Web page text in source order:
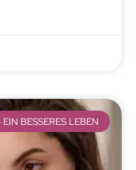
BESSERES LEBEN